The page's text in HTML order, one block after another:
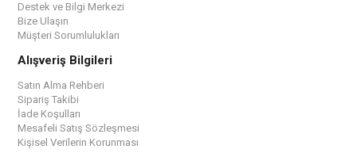
Destek ve Bilgi Merkezi
Bize Ulaşın
Müşteri Sorumlulukları
Alışveriş Bilgileri
Satın Alma Rehberi
Sipariş Takibi
İade Koşulları
Mesafeli Satış Sözleşmesi
Kişisel Verilerin Korunması